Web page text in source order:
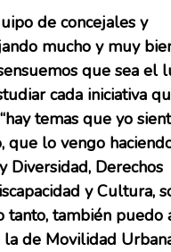
de concejales y
mucho y muy
que sea el
cada iniciativa
temas que yo
que lo vengo
Diversidad, Derechos
y Cultura,
tanto, también puedo
de Movilidad